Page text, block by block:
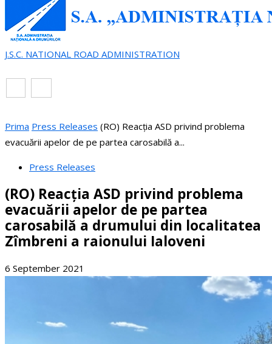
J.S.C. NATIONAL ROAD ADMINISTRATION
Prima Press Releases (RO) Reacția ASD privind problema
evacuării apelor de pe partea carosabilă a...
Press Releases
(RO) Reacția ASD privind problema
evacuării apelor de pe partea
carosabilă a drumului din localitatea
Zîmbreni a raionului Ialoveni
6 September 2021